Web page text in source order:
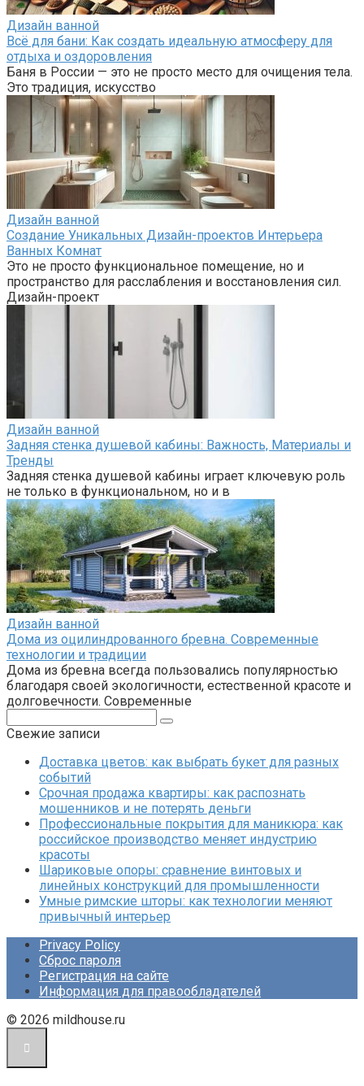
Дизайн ванной
Всё для бани: Как создать идеальную атмосферу для
отдыха и оздоровления
Баня в России — это не просто место для очищения тела.
Это традиция, искусство
Дизайн ванной
Создание Уникальных Дизайн-проектов Интерьера
Ванных Комнат
Это не просто функциональное помещение, но и
пространство для расслабления и восстановления сил.
Дизайн-проект
Дизайн ванной
Задняя стенка душевой кабины: Важность, Материалы и
Тренды
Задняя стенка душевой кабины играет ключевую роль
не только в функциональном, но и в
Дизайн ванной
Дома из оцилиндрованного бревна. Современные
технологии и традиции
Дома из бревна всегда пользовались популярностью
благодаря своей экологичности, естественной красоте и
долговечности. Современные
Свежие записи
Доставка цветов: как выбрать букет для разных
событий
Срочная продажа квартиры: как распознать
мошенников и не потерять деньги
Профессиональные покрытия для маникюра: как
российское производство меняет индустрию
красоты
Шариковые опоры: сравнение винтовых и
линейных конструкций для промышленности
Умные римские шторы: как технологии меняют
привычный интерьер
Privacy Policy
Сброс пароля
Регистрация на сайте
Информация для правообладателей
© 2026 mildhouse.ru